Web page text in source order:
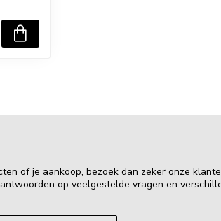
of je aankoop, bezoek dan zeker onze
op veelgestelde vragen en